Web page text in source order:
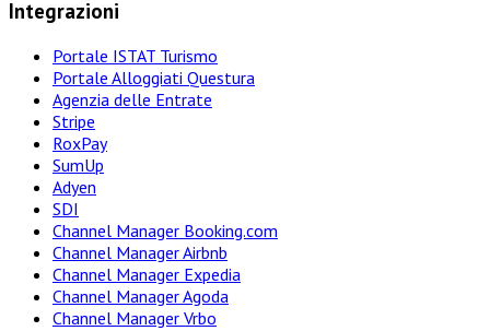
Integrazioni
Portale ISTAT Turismo
Portale Alloggiati Questura
Agenzia delle Entrate
Stripe
RoxPay
SumUp
Adyen
SDI
Channel Manager Booking.com
Channel Manager Airbnb
Channel Manager Expedia
Channel Manager Agoda
Channel Manager Vrbo